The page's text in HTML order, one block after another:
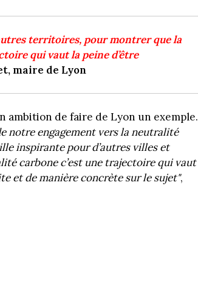
territoires, pour montrer que la
qui vaut la peine d’être
maire de Lyon
ambition de faire de Lyon un exemple.
notre engagement vers la neutralité
inspirante pour d’autres villes et
carbone c’est une trajectoire qui vaut
et de manière concrète sur le sujet",